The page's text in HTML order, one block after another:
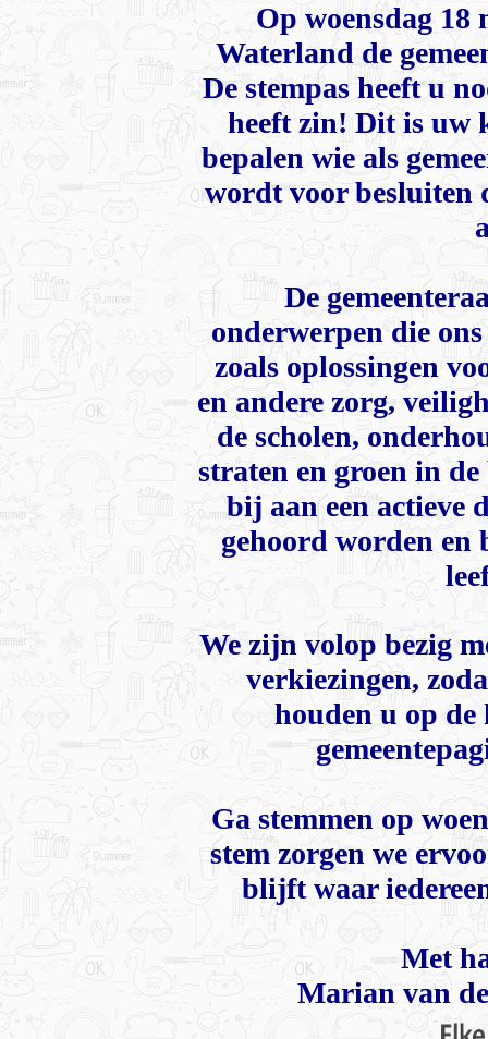
Op woensdag
Waterland de
De stempas heeft u
heeft zin! Dit is uw
bepalen wie als
wordt voor besluiten
De
onderwerpen die
zoals oplossingen
en andere zorg,
de scholen,
straten en groen in
bij aan een actieve
gehoord worden
We zijn volop bezig
verkiezingen,
houden u op de
Ga stemmen op
stem zorgen we
blijft waar
Met
Marian van